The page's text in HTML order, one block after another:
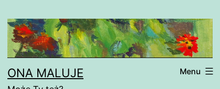
do
treści
ONA MALUJE Menu